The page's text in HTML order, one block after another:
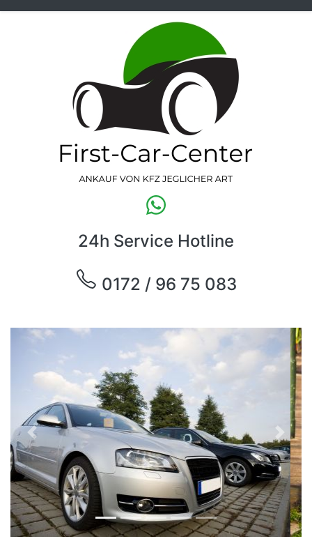
24h Service Hotline
0172 / 96 75 083
Previous Next